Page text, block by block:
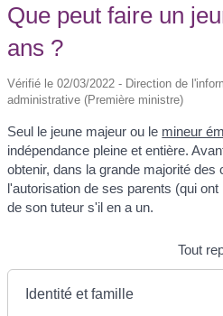
Que peut faire un
ans ?
Vérifié le 02/03/2022 - Direction de
administrative (Première ministre)
Seul le jeune majeur ou le mineur
indépendance pleine et entière.
obtenir, dans la grande majorité des
l'autorisation de ses parents (qui
de son tuteur s'il en a un.
Tout
Identité et famille